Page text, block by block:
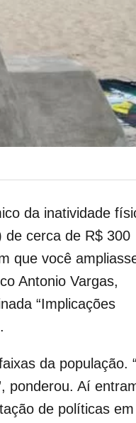
da inatividade
de cerca de R$ 300
que você
Antonio Vargas,
“Implicações
da população.
ponderou. Aí
de políticas